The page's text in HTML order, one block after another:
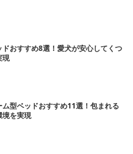
おすすめ8選！愛犬が安心してくつ
現
型ベッドおすすめ11選！包まれる
境を実現